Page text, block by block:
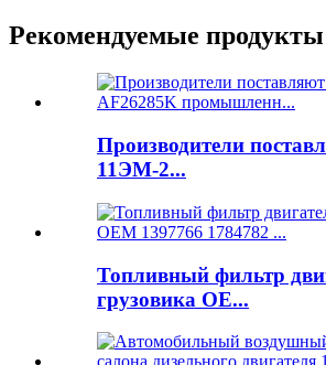
Рекомендуемые продукты
Производители
11ЭМ-2...
Топливный фильтр
грузовика OE...